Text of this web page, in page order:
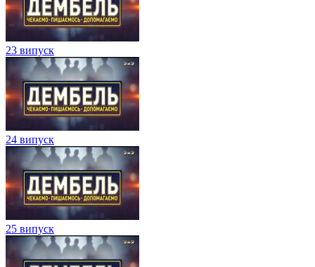
23 випуск
24 випуск
25 випуск